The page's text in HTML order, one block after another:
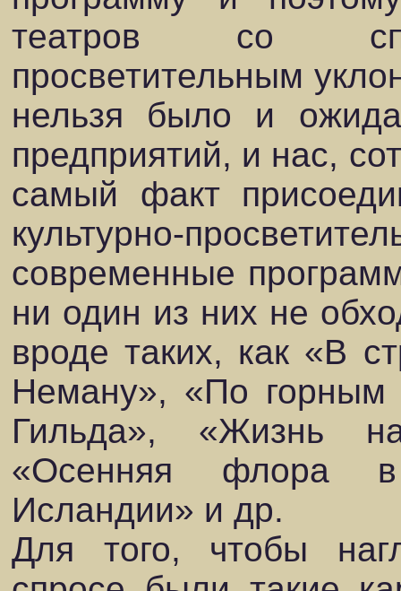
театров со
просветительным
нельзя было и
предприятий, и нас,
самый факт
культурно-
современные
ни один из них не
вроде таких, как «В
Неману», «По горным
Гильда», «Жизнь
«Осенняя флора в
Исландии» и др.
Для того, чтобы